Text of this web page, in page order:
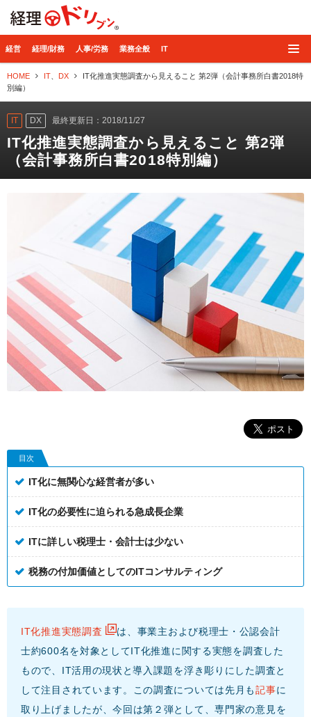
経営 経理/財務 人事/労務 業務全般 IT
HOME IT DX
IT化推進実態調査から見えること 第2弾（会計事務所白書2018特
別編）
IT DX 最終更新日：2018/11/27
IT化推進実態調査から見えること 第2弾
（会計事務所白書2018特別編）
目次
IT化に無関心な経営者が多い
IT化の必要性に迫られる急成長企業
ITに詳しい税理士・会計士は少ない
税務の付加価値としてのITコンサルティング
IT化推進実態調査
は、事業主および税理士・公認会計
士約600名を対象としてIT化推進に関する実態を調査した
もので、IT活用の現状と導入課題を浮き彫りにした調査と
して注目されています。この調査については先月も記事に
取り上げましたが、今回は第２弾として、専門家の意見を